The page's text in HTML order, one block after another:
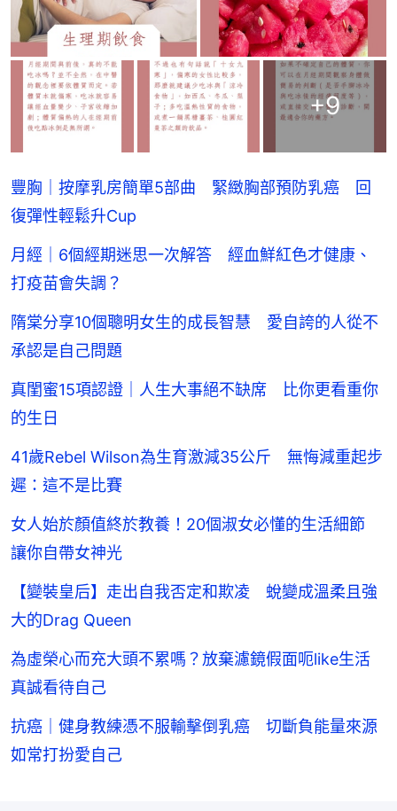
+9
豐胸｜按摩乳房簡單5部曲 緊緻胸部預防乳癌 回
復彈性輕鬆升Cup
月經｜6個經期迷思一次解答 經血鮮紅色才健康、
打疫苗會失調？
隋棠分享10個聰明女生的成長智慧 愛自誇的人從不
承認是自己問題
真閨蜜15項認證｜人生大事絕不缺席 比你更看重你
的生日
41歲Rebel Wilson為生育激減35公斤 無悔減重起步
遲：這不是比賽
女人始於顏值終於教養！20個淑女必懂的生活細節
讓你自帶女神光
【變裝皇后】走出自我否定和欺凌 蛻變成溫柔且強
大的Drag Queen
為虛榮心而充大頭不累嗎？放棄濾鏡假面呃like生活
真誠看待自己
抗癌｜健身教練憑不服輸擊倒乳癌 切斷負能量來源
如常打扮愛自己